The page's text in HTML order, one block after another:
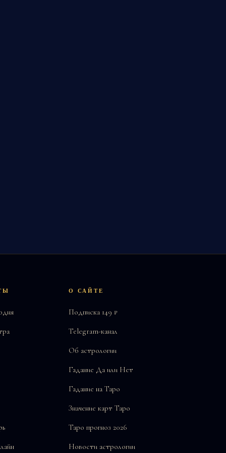
О САЙТЕ
Подписка 149 ₽
Telegram-канал
Об астрологии
Гадание Да или Нет
Гадание на Таро
Значение карт Таро
Таро прогноз 2026
Новости астрологии